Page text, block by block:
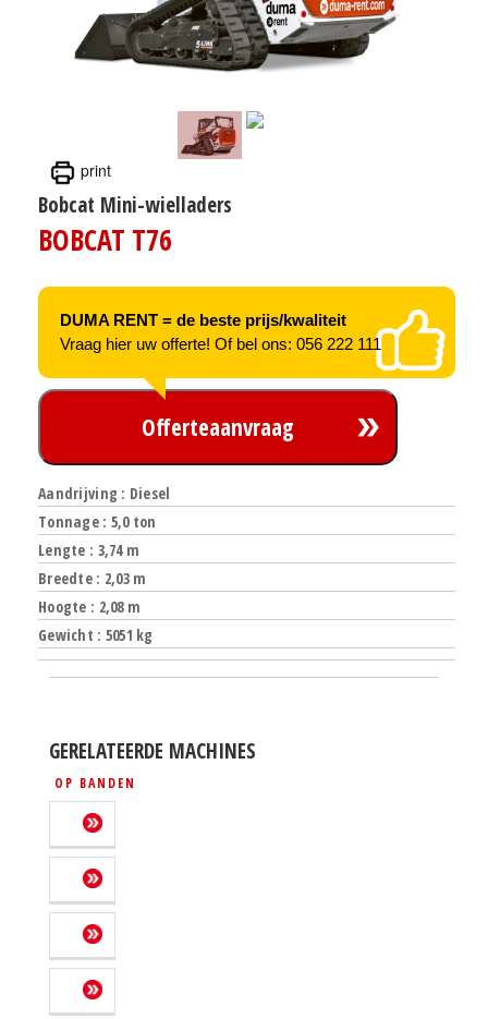
print
Bobcat Mini-wielladers
BOBCAT T76
DUMA RENT = de beste prijs/kwaliteit
Vraag hier uw offerte! Of bel ons: 056 222 111
Offerteaanvraag
Aandrijving : Diesel
Tonnage : 5,0 ton
Lengte : 3,74 m
Breedte : 2,03 m
Hoogte : 2,08 m
Gewicht : 5051 kg
GERELATEERDE MACHINES
OP BANDEN